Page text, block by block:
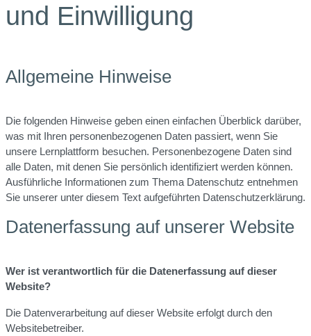
und Einwilligung
Allgemeine Hinweise
Die folgenden Hinweise geben einen einfachen Überblick darüber,
was mit Ihren personenbezogenen Daten passiert, wenn Sie
unsere Lernplattform besuchen. Personenbezogene Daten sind
alle Daten, mit denen Sie persönlich identifiziert werden können.
Ausführliche Informationen zum Thema Datenschutz entnehmen
Sie unserer unter diesem Text aufgeführten Datenschutzerklärung.
Datenerfassung auf unserer Website
Wer ist verantwortlich für die Datenerfassung auf dieser
Website?
Die Datenverarbeitung auf dieser Website erfolgt durch den
Websitebetreiber.